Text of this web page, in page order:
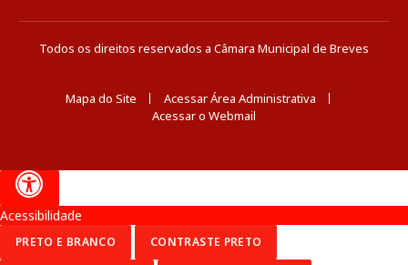
Todos os direitos reservados a Câmara Municipal de Breves
Mapa do Site
Acessar Área Administrativa
Acessar o Webmail
Acessibilidade
PRETO E BRANCO CONTRASTE PRETO